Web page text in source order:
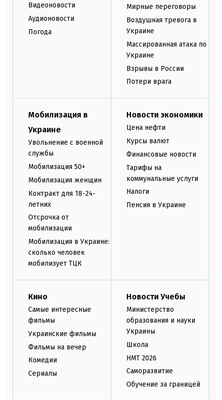
Видеоновости
Аудионовости
Погода
Мирные переговоры
Воздушная тревога в
Украине
Массированная атака по
Украине
Взрывы в России
Потери врага
Мобилизация в
Украине
Увольнение с военной
службы
Мобилизация 50+
Мобилизация женщин
Контракт для 18-24-
летних
Отсрочка от
мобилизации
Мобилизация в Украине:
сколько человек
мобилизует ТЦК
Новости экономики
Цена нефти
Курсы валют
Финансовые новости
Тарифы на
коммунальные услуги
Налоги
Пенсия в Украине
Кино
Самые интересные
фильмы
Украинские фильмы
Фильмы на вечер
Комедии
Сериалы
Новости Учебы
Министерство
образования и науки
Украины
Школа
НМТ 2026
Саморазвитие
Обучение за границей